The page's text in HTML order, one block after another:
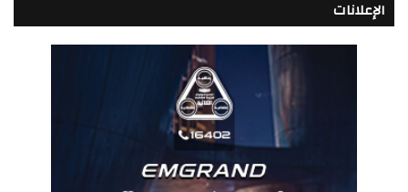
الإعلانات